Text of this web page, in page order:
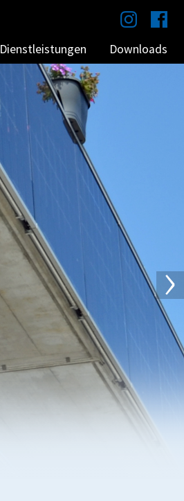
Dienstleistungen Downloads